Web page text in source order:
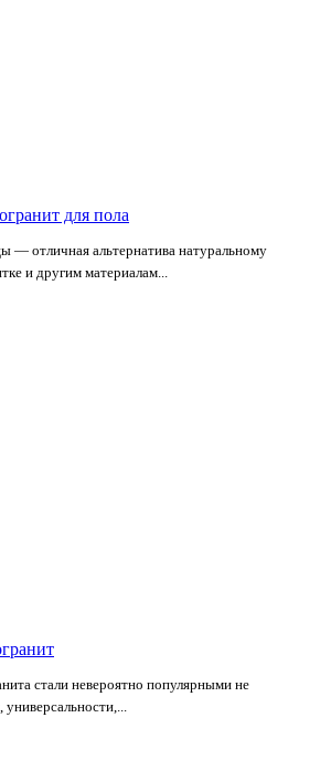
для пола
— отличная альтернатива натуральному
и другим материалам...
стали невероятно популярными не